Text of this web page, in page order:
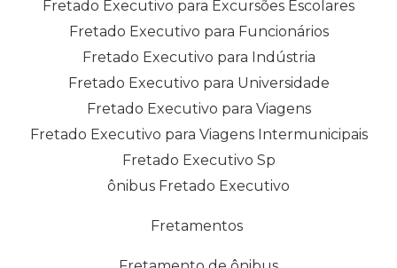
Fretado Executivo para Excursões Escolares
Fretado Executivo para Funcionários
Fretado Executivo para Indústria
Fretado Executivo para Universidade
Fretado Executivo para Viagens
Fretado Executivo para Viagens Intermunicipais
Fretado Executivo Sp
ônibus Fretado Executivo
Fretamentos